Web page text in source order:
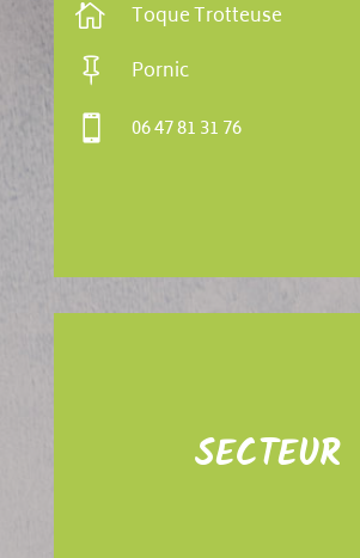
 Toque Trotteuse
 Pornic
 06 47 81 31 76
SECTEUR